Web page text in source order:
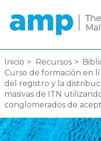
contenido
Inicio Recursos
Curso de formación en
del registro y la
masivas de ITN
conglomerados de